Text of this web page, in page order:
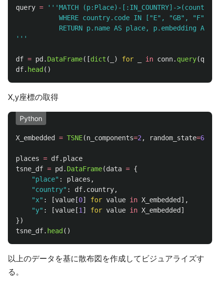
query = '''MATCH (p:Place)-[:IN_COUNTRY]->(country)
           WHERE country.code IN [
"E" , "GB" , "F"
'''
df = pd . DataFrame([dict ( ) for in conn. query(query
df. head ()
X,y座標の取得
Python
X_embedded = TSNE(n_components=2 , random_state=6
places = df. place
tsne_df = pd . DataFrame(data = {
"place" : places ,
"country" : df. country,
"x" : [value [0] for value in X_embedded ],
"y" : [value [1 ] for value in X_embedded ]
})
tsne_df. head ()
以上のデータを基に散布図を作成してビジュアライズす
る。